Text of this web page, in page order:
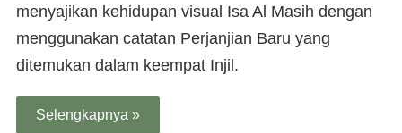
menyajikan kehidupan visual Isa Al Masih dengan
menggunakan catatan Perjanjian Baru yang
ditemukan dalam keempat Injil.
Selengkapnya »